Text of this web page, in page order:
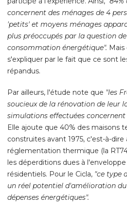
concernent des ménages de 4
'petits' et moyens ménages
plus préoccupés par la question
consommation énergétique".
s'expliquer par le fait que ce sont
répandus.
Par ailleurs, l'étude note que "les
soucieux de la rénovation de leur
simulations effectuées concernent
Elle ajoute que 40% des maisons
construites avant 1975, c'est-à-
réglementation thermique (la
les déperditions dues à
résidentiels. Pour le Cicla, "ce type
un réel potentiel d'amélioration
dépenses énergétiques".